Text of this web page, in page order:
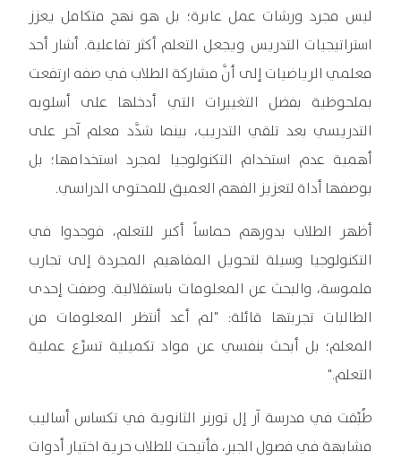
ليس مجرد ورشات عمل عابرة؛ بل هو نهج متكامل يعزز
استراتيجيات التدريس ويجعل التعلم أكثر تفاعلية. أشار أحد
معلمي الرياضيات إلى أنَّ مشاركة الطلاب في صفه ارتفعت
بملحوظية بفضل التغييرات التي أدخلها على أسلوبه
التدريسي بعد تلقي التدريب، بينما شدَّد معلم آخر على
أهمية عدم استخدام التكنولوجيا لمجرد استخدامها؛ بل
بوصفها أداة لتعزيز الفهم العميق للمحتوى الدراسي.
أظهر الطلاب بدورهم حماساً أكبر للتعلم، فوجدوا في
التكنولوجيا وسيلة لتحويل المفاهيم المجردة إلى تجارب
ملموسة، والبحث عن المعلومات باستقلالية. وصفت إحدى
الطالبات تجربتها قائلة: "لم أعد أنتظر المعلومات من
المعلم؛ بل أبحث بنفسي عن مواد تكميلية تسرِّع عملية
التعلم."
طُبِّقت في مدرسة آر إل تورنر الثانوية في تكساس أساليب
مشابهة في فصول الجبر، فأتيحت للطلاب حرية اختيار أدوات